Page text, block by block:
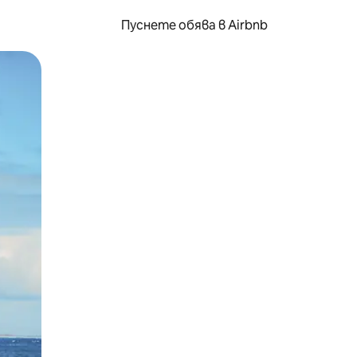
Пуснете обява в Airbnb